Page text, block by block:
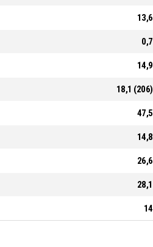
13,6
0,7
14,9
18,1 (206)
47,5
14,8
26,6
28,1
14